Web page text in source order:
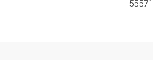
55571